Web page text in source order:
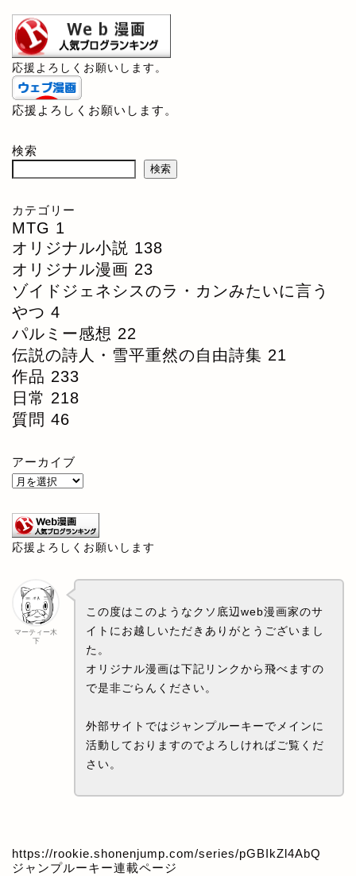
応援よろしくお願いします。
応援よろしくお願いします。
検索
検索
カテゴリー
MTG 1
オリジナル小説 138
オリジナル漫画 23
ゾイドジェネシスのラ・カンみたいに言う
やつ 4
パルミー感想 22
伝説の詩人・雪平重然の自由詩集 21
作品 233
日常 218
質問 46
アーカイブ
応援よろしくお願いします
マーティー木
下
この度はこのようなクソ底辺web漫画家のサ
イトにお越しいただきありがとうございまし
た。
オリジナル漫画は下記リンクから飛べますの
で是非ごらんください。
外部サイトではジャンプルーキーでメインに
活動しておりますのでよろしければご覧くだ
さい。
https://rookie.shonenjump.com/series/pGBIkZl4AbQ
ジャンプルーキー連載ページ